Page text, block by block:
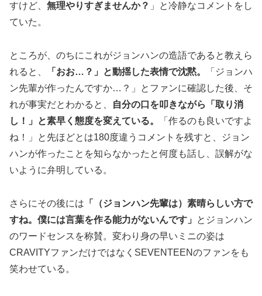
すけど、 無理やりすぎませんか？ 」と冷静なコメントをし
ていた。
ところが、のちにこれがジョンハンの造語であると教えら
れると、
「おお…？」と動揺した表情で沈黙。
「ジョンハ
ン先輩が作ったんですか…？」とファンに確認した後、そ
れが事実だとわかると、
自分の口を叩きながら「取り消
し！」と素早く態度を変えている。
「作るのも良いですよ
ね！」と先ほどとは180度違うコメントを残すと、ジョン
ハンが作ったことを知らなかったと何度も話し、誤解がな
いように弁明している。
さらにその後には 「（ジョンハン先輩は）素晴らしい方で
すね。僕には言葉を作る能力がないんです」
とジョンハン
のワードセンスを称賛。変わり身の早いミニの姿は
CRAVITYファンだけではなくSEVENTEENのファンをも
笑わせている。